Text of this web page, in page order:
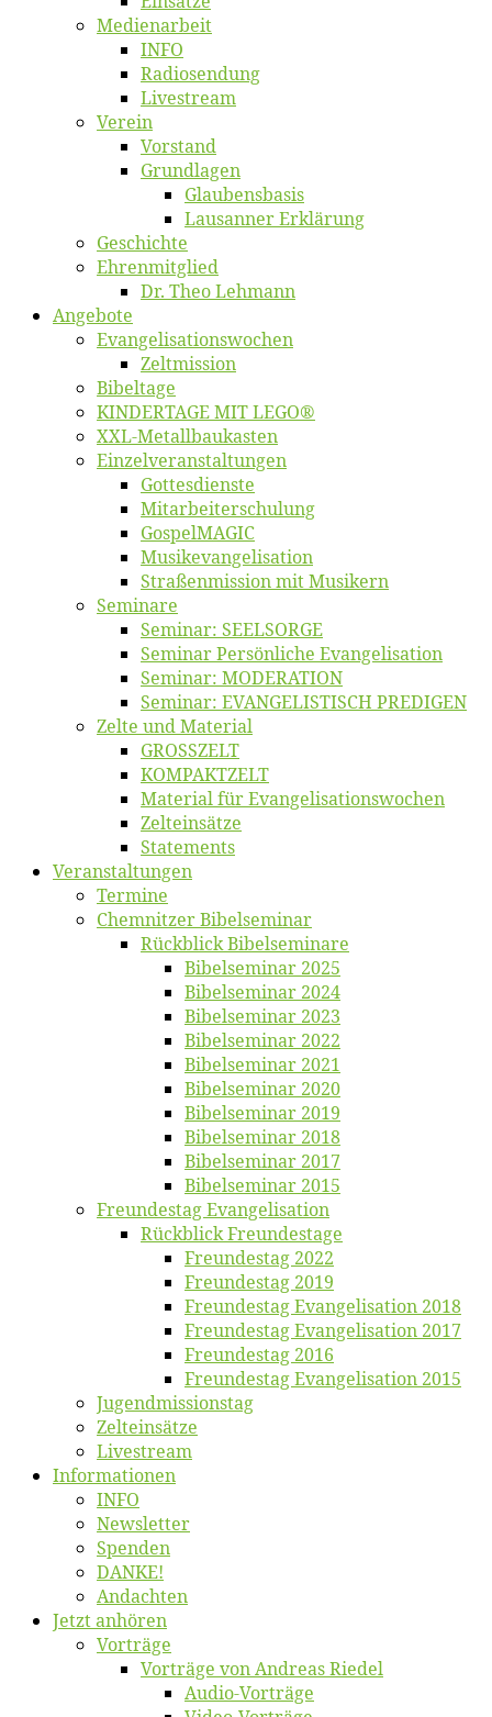
Me­di­en­ar­beit
INFO
Ra­dio­sen­dung
Live­stream
Ver­ein
Vor­stand
Grund­la­gen
Glaubens­ba­sis
Lausan­ner Erklärung
Ge­schich­te
Eh­ren­mit­glied
Dr. Theo Lehmann
An­ge­bo­te
Evangelisa­tions­wo­chen
Zelt­mis­si­on
Bi­bel­ta­ge
KINDERTAGE MIT LEGO®
XXL-Me­­tal­l­­bau­­kas­­ten
Einzelver­an­stal­tungen
Got­tes­diens­te
Mitarbeiter­schulung
Gos­pel­MA­GIC
Musikevan­ge­li­sa­tion
Straßenmis­sion mit Musikern
Se­mi­na­re
Se­mi­nar: SEELSORGE
Se­mi­nar Per­sön­li­che Evangelisation
Se­mi­nar: MODERATION
Se­mi­nar: EVANGELISTISCH PREDIGEN
Zel­te und Material
GROSSZELT
KOMPAKTZELT
Ma­te­ri­al für Evangelisationswochen
Zelt­ein­sät­ze
State­ments
Ver­an­stal­tun­gen
Ter­mi­ne
Chemnit­zer Bibelseminar
Rück­blick Bibelseminare
Bi­bel­se­mi­nar 2025
Bi­bel­se­mi­nar 2024
Bi­bel­se­mi­nar 2023
Bi­bel­se­mi­nar 2022
Bi­bel­se­mi­nar 2021
Bi­bel­se­mi­nar 2020
Bi­bel­se­mi­nar 2019
Bi­bel­se­mi­nar 2018
Bibelsemi­nar 2017
Bibelsemi­nar 2015
Freun­des­tag Evangelisation
Rück­blick Freundestage
Freun­des­tag 2022
Freun­des­tag 2019
Freun­des­tag Evan­ge­li­sa­ti­on 2018
Freun­des­tag Evan­ge­li­sa­ti­on 2017
Freun­des­tag 2016
Freun­des­tag Evan­ge­li­sa­ti­on 2015
Jugend­mis­sions­tag
Zelt­ein­sät­ze
Live­stream
Informatio­nen
INFO
News­let­ter
Spen­den
DANKE!
An­dach­ten
Jetzt an­hö­ren
Vor­trä­ge
Vor­trä­ge von An­dre­as Riedel
Au­dio-Vor­trä­ge